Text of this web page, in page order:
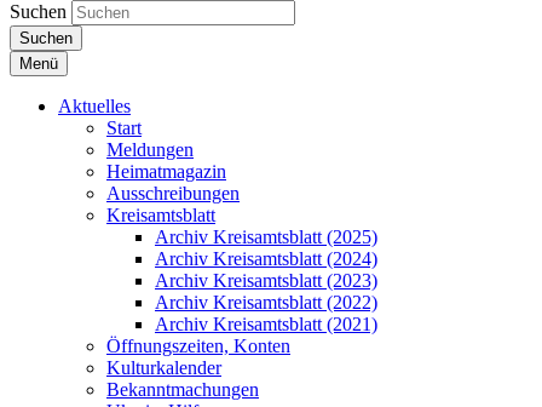
Suchen
Suchen
Menü
Aktuelles
Start
Meldungen
Heimatmagazin
Ausschreibungen
Kreisamtsblatt
Archiv Kreisamtsblatt (2025)
Archiv Kreisamtsblatt (2024)
Archiv Kreisamtsblatt (2023)
Archiv Kreisamtsblatt (2022)
Archiv Kreisamtsblatt (2021)
Öffnungszeiten, Konten
Kulturkalender
Bekanntmachungen